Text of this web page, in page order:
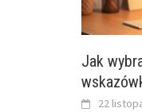
Jak
22